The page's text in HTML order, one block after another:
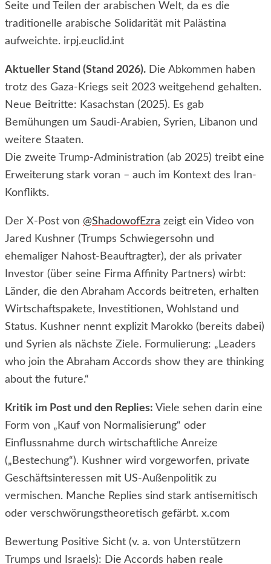
Seite und Teilen der arabischen Welt, da es die
traditionelle arabische Solidarität mit Palästina
aufweichte. irpj.euclid.int
Aktueller Stand (Stand 2026). Die Abkommen haben
trotz des Gaza-Kriegs seit 2023 weitgehend gehalten.
Neue Beitritte: Kasachstan (2025). Es gab
Bemühungen um Saudi-Arabien, Syrien, Libanon und
weitere Staaten.
Die zweite Trump-Administration (ab 2025) treibt eine
Erweiterung stark voran – auch im Kontext des Iran-
Konflikts.
Der X-Post von @ShadowofEzra zeigt ein Video von
Jared Kushner (Trumps Schwiegersohn und
ehemaliger Nahost-Beauftragter), der als privater
Investor (über seine Firma Affinity Partners) wirbt:
Länder, die den Abraham Accords beitreten, erhalten
Wirtschaftspakete, Investitionen, Wohlstand und
Status. Kushner nennt explizit Marokko (bereits dabei)
und Syrien als nächste Ziele. Formulierung: „Leaders
who join the Abraham Accords show they are thinking
about the future.“
Kritik im Post und den Replies: Viele sehen darin eine
Form von „Kauf von Normalisierung“ oder
Einflussnahme durch wirtschaftliche Anreize
(„Bestechung“). Kushner wird vorgeworfen, private
Geschäftsinteressen mit US-Außenpolitik zu
vermischen. Manche Replies sind stark antisemitisch
oder verschwörungstheoretisch gefärbt. x.com
Bewertung Positive Sicht (v. a. von Unterstützern
Trumps und Israels): Die Accords haben reale